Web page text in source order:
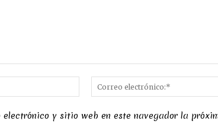
Nombre:*
electrónico y sitio web en este navegador la